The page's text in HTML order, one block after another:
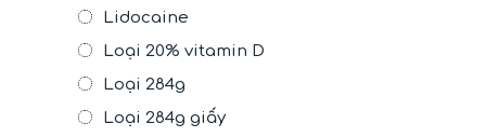
Lidocaine
Loại 20% vitamin D
Loại 284g
Loại 284g giấy